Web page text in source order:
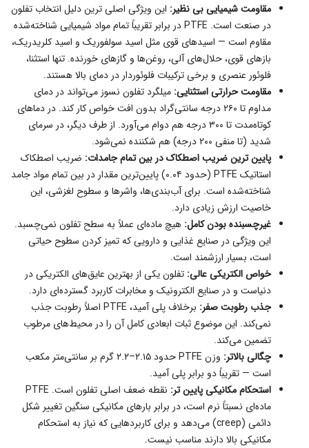
مقاومت شیمیایی بی‌ نظیر: این ویژگی اصلی‌ ترین دلیل انتخاب تفلون
در صنعت است. PTFE در برابر تقریباً تمام مواد شیمیایی شناخته‌شده
مقاوم است — اسیدهای قوی مثل اسید سولفوریک و اسید کلریدریک،
بازهای قوی، حلال‌های آلی، روغن‌ها و گازهای خورنده. تنها استثنا،
فلوئور عنصری و برخی ترکیبات فلوئوردار در دمای بالا هستند.
مقاومت حرارتی استثنایی: میلگرد تفلون نسوز می‌تواند در دمای
مداوم تا ۲۶۰ درجه سانتی‌گراد بدون افت خواص کار کند. در دماهای
کوتاه‌مدت تا ۳۰۰ درجه هم دوام می‌آورد. از طرف دیگر، در سرمای
شدید (تا منفی ۲۰۰ درجه) هم شکننده نمی‌شود.
پایین‌ ترین ضریب اصطکاک در بین تمام جامدات: ضریب اصطکاک
استاتیک PTFE (حدود ۰.۰۴) پایین‌ترین مقدار در بین تمام مواد جامد
شناخته‌شده است. برای آب‌بندی‌ها، واشرها و سطوح لغزشی، این
خاصیت ارزش زیادی دارد.
غیرچسبنده بودن کامل: هیچ ماده‌ای عملاً به سطح تفلون نمی‌چسبد.
این ویژگی در صنایع غذایی و دارویی که تمیز کردن سطوح حیاتی
است، بسیار ارزشمند است.
خواص الکتریکی عالی: تفلون یکی از بهترین عایق‌های الکتریکی در
دنیاست و در صنایع الکترونیک و مخابرات کاربرد گسترده‌ای دارد.
جذب رطوبت صفر:
برخلاف پلی آمید، PTFE اصلاً رطوبت جذب
نمی‌کند. این موضوع ثبات ابعادی کامل آن را در محیط‌های مرطوب
تضمین می‌کند.
چگالی بالاتر:
وزن PTFE حدود ۲.۱۵–۲.۲ گرم بر سانتی‌متر مکعب
است — تقریباً دو برابر پلی آمید.
استحکام مکانیکی پایین‌ تر:
نقطه ضعف اصلی تفلون است. PTFE
ماده‌ای نسبتاً نرم است، در برابر بارهای مکانیکی سنگین تغییر شکل
دائمی (creep) می‌دهد و برای کاربردهایی که نیاز به استحکام
مکانیکی بالا دارند مناسب نیست.